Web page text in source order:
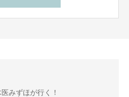
みずほが行く！